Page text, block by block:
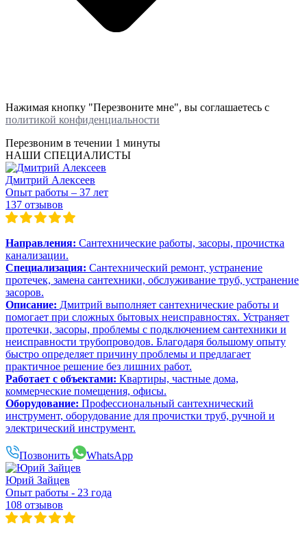
Нажимая кнопку "Перезвоните мне", вы соглашаетесь с
политикой конфиденциальности
Перезвоним в течении 1 минуты
НАШИ СПЕЦИАЛИСТЫ
Дмитрий Алексеев
Опыт работы – 37 лет
137 отзывов
Направления: Сантехнические работы, засоры, прочистка
канализации.
Специализация: Сантехнический ремонт, устранение
протечек, замена сантехники, обслуживание труб, устранение
засоров.
Описание: Дмитрий выполняет сантехнические работы и
помогает при сложных бытовых неисправностях. Устраняет
протечки, засоры, проблемы с подключением сантехники и
неисправности трубопроводов. Благодаря большому опыту
быстро определяет причину проблемы и предлагает
практичное решение без лишних работ.
Работает с объектами: Квартиры, частные дома,
коммерческие помещения, офисы.
Оборудование: Профессиональный сантехнический
инструмент, оборудование для прочистки труб, ручной и
электрический инструмент.
Позвонить WhatsApp
Юрий Зайцев
Опыт работы - 23 года
108 отзывов